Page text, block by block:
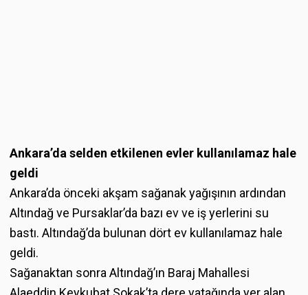
Ankara’da selden etkilenen evler kullanılamaz hale
geldi
Ankara’da önceki akşam sağanak yağışının ardından
Altındağ ve Pursaklar’da bazı ev ve iş yerlerini su
bastı. Altındağ’da bulunan dört ev kullanılamaz hale
geldi.
Sağanaktan sonra Altındağ’ın Baraj Mahallesi